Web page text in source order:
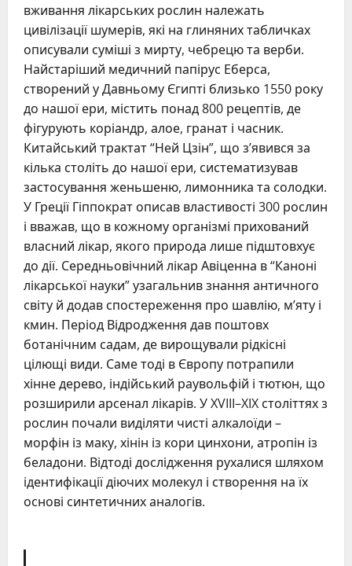
вживання лікарських рослин належать
цивілізації шумерів, які на глиняних табличках
описували суміші з мирту, чебрецю та верби.
Найстаріший медичний папірус Еберса,
створений у Давньому Єгипті близько 1550 року
до нашої ери, містить понад 800 рецептів, де
фігурують коріандр, алое, гранат і часник.
Китайський трактат “Ней Цзін”, що з’явився за
кілька століть до нашої ери, систематизував
застосування женьшеню, лимонника та солодки.
У Греції Гіппократ описав властивості 300 рослин
і вважав, що в кожному організмі прихований
власний лікар, якого природа лише підштовхує
до дії. Середньовічний лікар Авіценна в “Каноні
лікарської науки” узагальнив знання античного
світу й додав спостереження про шавлію, м’яту і
кмин. Період Відродження дав поштовх
ботанічним садам, де вирощували рідкісні
цілющі види. Саме тоді в Європу потрапили
хінне дерево, індійський раувольфій і тютюн, що
розширили арсенал лікарів. У XVIII–XIX століттях з
рослин почали виділяти чисті алкалоїди –
морфін із маку, хінін із кори цинхони, атропін із
беладони. Відтоді дослідження рухалися шляхом
ідентифікації діючих молекул і створення на їх
основі синтетичних аналогів.